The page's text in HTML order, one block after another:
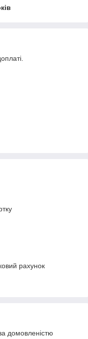
рахунок
домовленістю